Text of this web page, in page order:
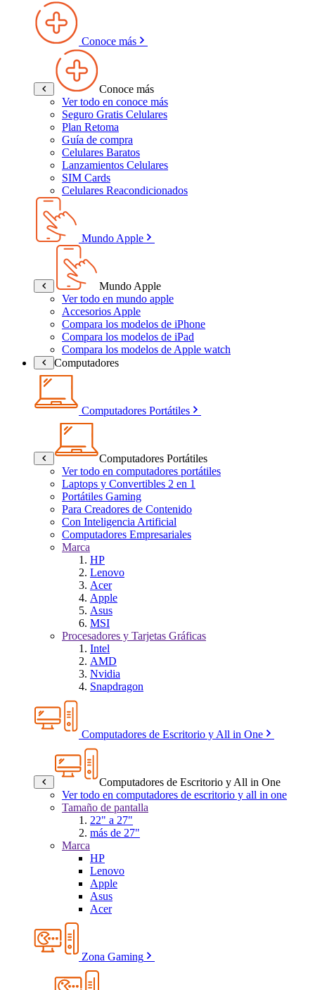
Conoce más
Conoce más
Ver todo en conoce más
Seguro Gratis Celulares
Plan Retoma
Guía de compra
Celulares Baratos
Lanzamientos Celulares
SIM Cards
Celulares Reacondicionados
Mundo Apple
Mundo Apple
Ver todo en mundo apple
Accesorios Apple
Compara los modelos de iPhone
Compara los modelos de iPad
Compara los modelos de Apple watch
Computadores
Computadores Portátiles
Computadores Portátiles
Ver todo en computadores portátiles
Laptops y Convertibles 2 en 1
Portátiles Gaming
Para Creadores de Contenido
Con Inteligencia Artificial
Computadores Empresariales
Marca
HP
Lenovo
Acer
Apple
Asus
MSI
Procesadores y Tarjetas Gráficas
Intel
AMD
Nvidia
Snapdragon
Computadores de Escritorio y All in One
Computadores de Escritorio y All in One
Ver todo en computadores de escritorio y all in one
Tamaño de pantalla
22" a 27"
más de 27"
Marca
HP
Lenovo
Apple
Asus
Acer
Zona Gaming